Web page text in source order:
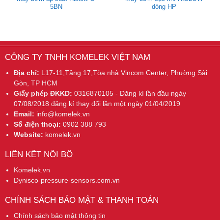
5BN
dòng HP
CÔNG TY TNHH KOMELEK VIỆT NAM
Địa chỉ: L17-11,Tầng 17,Tòa nhà Vincom Center, Phường Sài
Gòn, TP HCM
Giấy phép ĐKKD: 0316870105 - Đăng kí lần đầu ngày
07/08/2018 đăng kí thay đổi lần một ngày 01/04/2019
Email: info@komelek.vn
Số điện thoại: 0902 388 793
Website: komelek.vn
LIÊN KẾT NỘI BỘ
Komelek.vn
Dynisco-pressure-sensors.com.vn
CHÍNH SÁCH BẢO MẬT & THANH TOÁN
Chính sách bảo mật thông tin